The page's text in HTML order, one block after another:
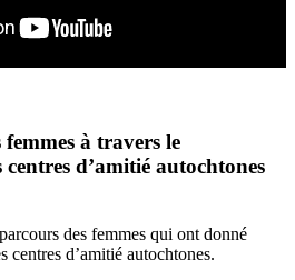
femmes à travers le
d’amitié autochtones
des femmes qui ont donné
centres d’amitié autochtones.